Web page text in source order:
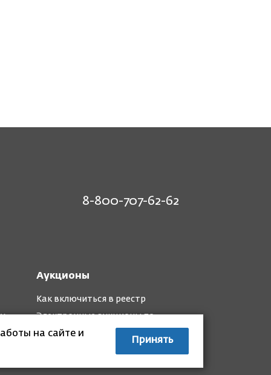
8-800-707-62-62
Аукционы
Как включиться в реестр
Электронные аукционы по
капремонту
на сайте и
Принять